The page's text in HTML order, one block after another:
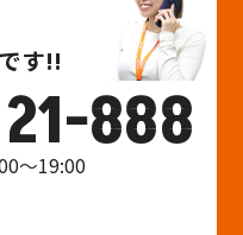
です!!
888
～19:00